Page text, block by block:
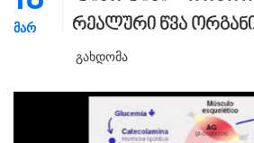
ᲛᲐᲠ
რეალური წვა
Გახდომა